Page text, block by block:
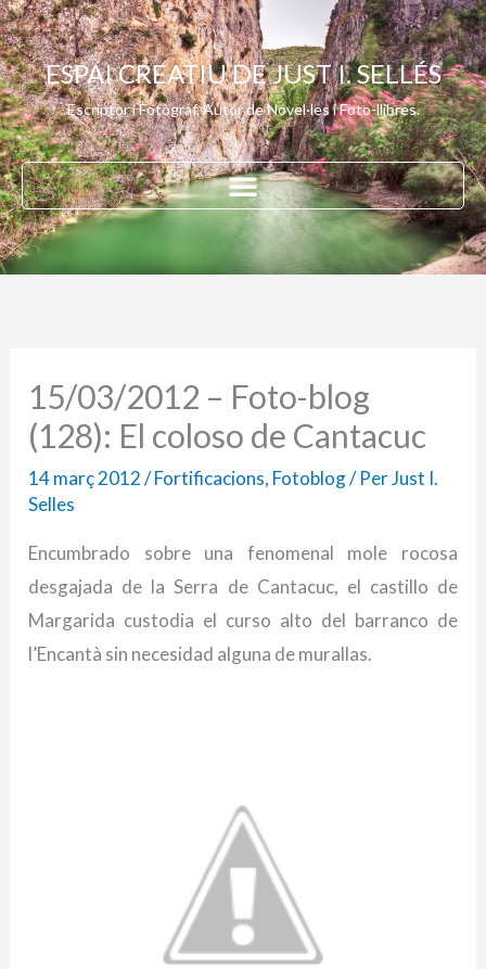
Vés
al
contingutESPAI CREATIU DE JUST I. SELLÉS
Escriptor i Fotògraf. Autor de Novel·les i Foto-llibres.
15/03/2012 – Foto-blog
(128): El coloso de Cantacuc
14 març 2012/Fortificacions, Fotoblog/ PerJust I.
Selles
Encumbrado sobre una fenomenal mole rocosa
desgajada de la Serra de Cantacuc, el castillo de
Margarida custodia el curso alto del barranco de
l’Encantà sin necesidad alguna de murallas.